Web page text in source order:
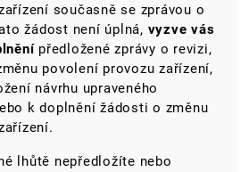
současně se zprávou o
žádost není úplná, vyzve vás
předložené zprávy o revizi,
povolení provozu zařízení,
návrhu upraveného
k doplnění žádosti o změnu
lhůtě nepředložíte nebo